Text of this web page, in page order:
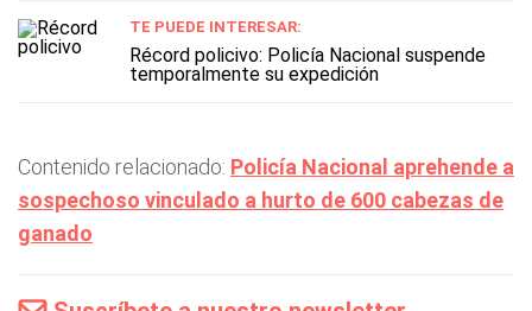
TE PUEDE INTERESAR:
Récord policivo: Policía Nacional suspende
temporalmente su expedición
Contenido relacionado: Policía Nacional aprehende a
sospechoso vinculado a hurto de 600 cabezas de
ganado